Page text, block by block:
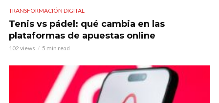
TRANSFORMACIÓN DIGITAL
Tenis vs pádel: qué cambia en las
plataformas de apuestas online
102 views 5 min read